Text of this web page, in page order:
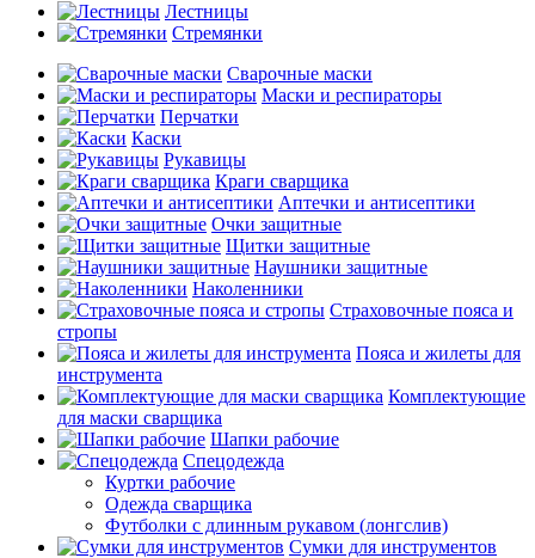
Лестницы
Стремянки
Сварочные маски
Маски и респираторы
Перчатки
Каски
Рукавицы
Краги сварщика
Аптечки и антисептики
Очки защитные
Щитки защитные
Наушники защитные
Наколенники
Страховочные пояса и
стропы
Пояса и жилеты для
инструмента
Комплектующие
для маски сварщика
Шапки рабочие
Спецодежда
Куртки рабочие
Одежда сварщика
Футболки с длинным рукавом (лонгслив)
Сумки для инструментов